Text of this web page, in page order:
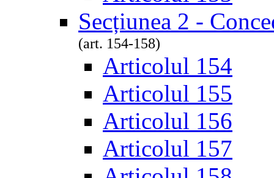
Secțiunea 2 -
(art. 154-158)
Articolul 154
Articolul 155
Articolul 156
Articolul 157